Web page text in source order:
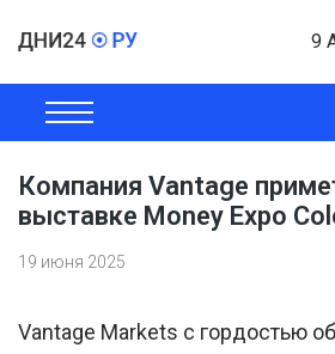
9
ОБЩЕСТВО
Компания Vantage
выставке Money Expo
19 июня 2025
Vantage Markets с гордостью